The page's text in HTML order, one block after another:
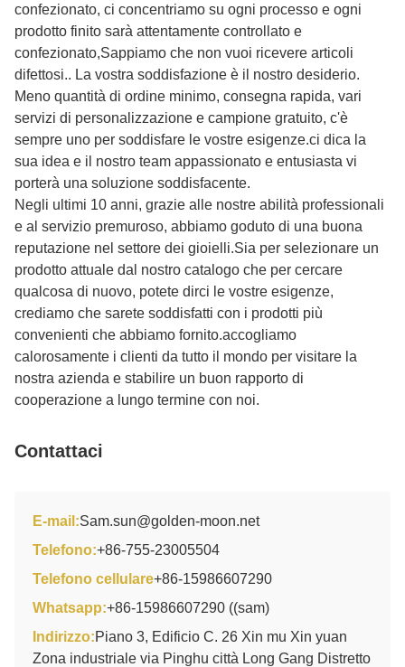
confezionato, ci concentriamo su ogni processo e ogni
prodotto finito sarà attentamente controllato e
confezionato,Sappiamo che non vuoi ricevere articoli
difettosi.. La vostra soddisfazione è il nostro desiderio.
Meno quantità di ordine minimo, consegna rapida, vari
servizi di personalizzazione e campione gratuito, c'è
sempre uno per soddisfare le vostre esigenze.ci dica la
sua idea e il nostro team appassionato e entusiasta vi
porterà una soluzione soddisfacente.
Negli ultimi 10 anni, grazie alle nostre abilità professionali
e al servizio premuroso, abbiamo goduto di una buona
reputazione nel settore dei gioielli.Sia per selezionare un
prodotto attuale dal nostro catalogo che per cercare
qualcosa di nuovo, potete dirci le vostre esigenze,
crediamo che sarete soddisfatti con i prodotti più
convenienti che abbiamo fornito.accogliamo
calorosamente i clienti da tutto il mondo per visitare la
nostra azienda e stabilire un buon rapporto di
cooperazione a lungo termine con noi.
Contattaci
E-mail:Sam.sun@golden-moon.net
Telefono:+86-755-23005504
Telefono cellulare+86-15986607290
Whatsapp:+86-15986607290 ((sam)
Indirizzo:Piano 3, Edificio C. 26 Xin mu Xin yuan
Zona industriale via Pinghu città Long Gang Distretto